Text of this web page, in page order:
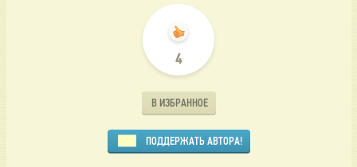
4
В ИЗБРАННОЕ
ПОДДЕРЖАТЬ АВТОРА!